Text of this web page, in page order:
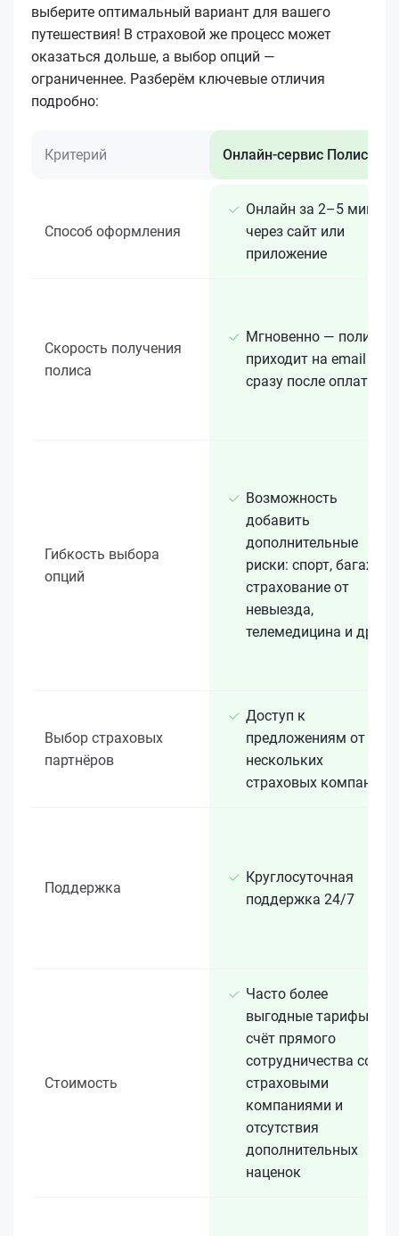
выберите оптимальный вариант для вашего
путешествия! В страховой же процесс может
оказаться дольше, а выбор опций —
ограниченнее. Разберём ключевые отличия
подробно:
Критерий Онлайн-сервис Полис 812
Способ оформления
Онлайн за 2–5 минут
через сайт или
приложение
Скорость получения
полиса
Мгновенно — полис
приходит на email
сразу после оплаты
Гибкость выбора
опций
Возможность
добавить
дополнительные
риски: спорт, багаж,
страхование от
невыезда,
телемедицина и др.
Выбор страховых
партнёров
Доступ к
предложениям от
нескольких
страховых компаний
Поддержка
Круглосуточная
поддержка 24/7
Стоимость
Часто более
выгодные тарифы за
счёт прямого
сотрудничества со
страховыми
компаниями и
отсутствия
дополнительных
наценок